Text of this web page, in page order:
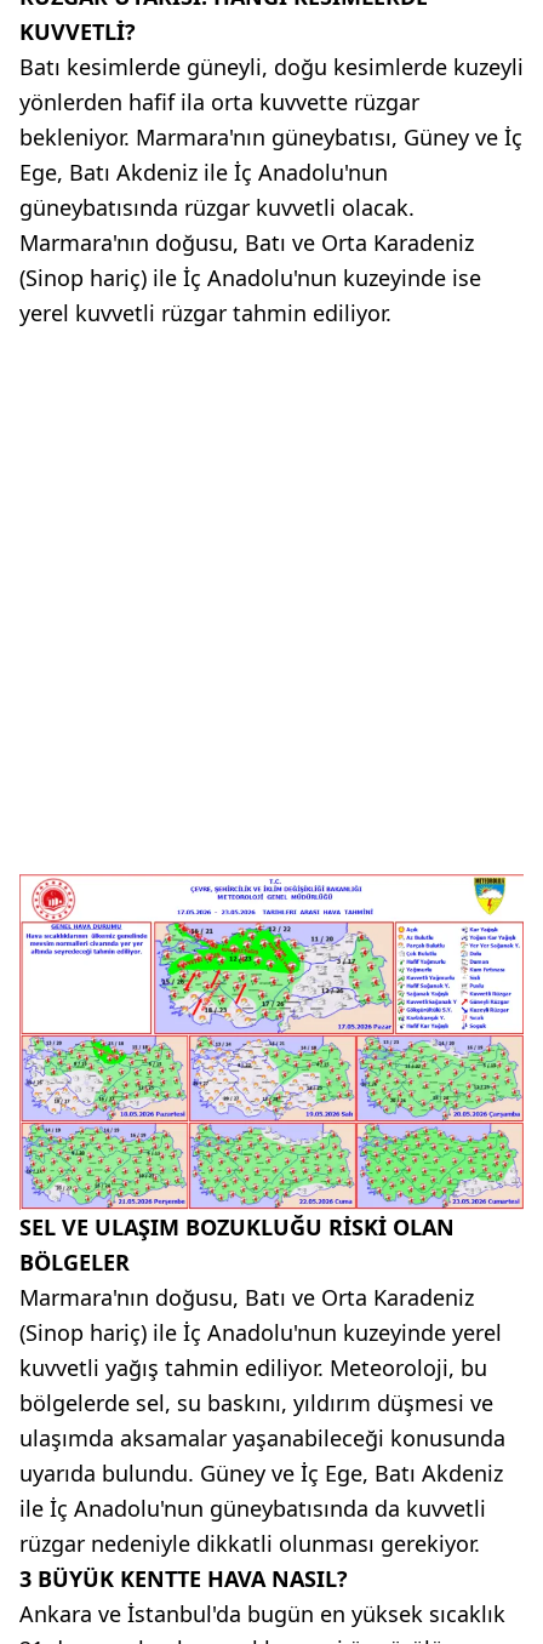
KUVVETLİ?
Batı kesimlerde güneyli, doğu kesimlerde kuzeyli
yönlerden hafif ila orta kuvvette rüzgar
bekleniyor. Marmara'nın güneybatısı, Güney ve İç
Ege, Batı Akdeniz ile İç Anadolu'nun
güneybatısında rüzgar kuvvetli olacak.
Marmara'nın doğusu, Batı ve Orta Karadeniz
(Sinop hariç) ile İç Anadolu'nun kuzeyinde ise
yerel kuvvetli rüzgar tahmin ediliyor.
SEL VE ULAŞIM BOZUKLUĞU RİSKİ OLAN
BÖLGELER
Marmara'nın doğusu, Batı ve Orta Karadeniz
(Sinop hariç) ile İç Anadolu'nun kuzeyinde yerel
kuvvetli yağış tahmin ediliyor. Meteoroloji, bu
bölgelerde sel, su baskını, yıldırım düşmesi ve
ulaşımda aksamalar yaşanabileceği konusunda
uyarıda bulundu. Güney ve İç Ege, Batı Akdeniz
ile İç Anadolu'nun güneybatısında da kuvvetli
rüzgar nedeniyle dikkatli olunması gerekiyor.
3 BÜYÜK KENTTE HAVA NASIL?
Ankara ve İstanbul'da bugün en yüksek sıcaklık